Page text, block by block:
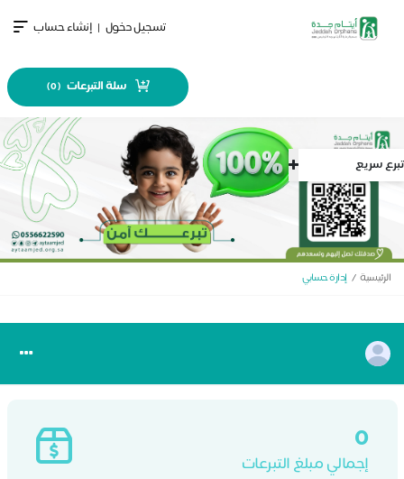
سريع
تسجيل دخول | إنشاء حساب
سلة التبرعات 0
)
الرئيسية إدارة حسابي
0
إجمالي مبلغ التبرعات